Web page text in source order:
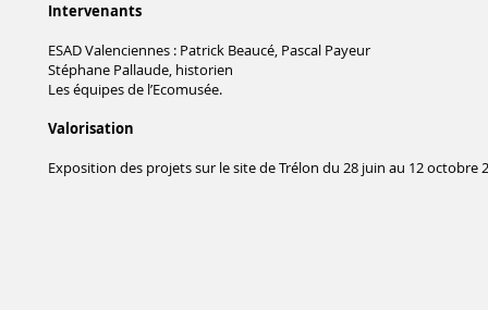
Intervenants
ESAD Valenciennes : Patrick Beaucé, Pascal Payeur
Stéphane Pallaude, historien
Les équipes de l’Ecomusée.
Valorisation
Exposition des projets sur le site de Trélon du 28 juin au 12 octobre